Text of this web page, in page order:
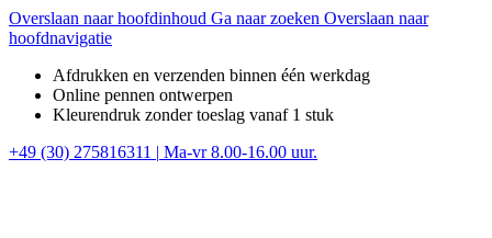
Overslaan naar hoofdinhoud Ga naar zoeken Overslaan naar
hoofdnavigatie
Afdrukken en verzenden binnen één werkdag
Online pennen ontwerpen
Kleurendruk zonder toeslag vanaf 1 stuk
+49 (30) 275816311 | Ma-vr 8.00-16.00 uur.